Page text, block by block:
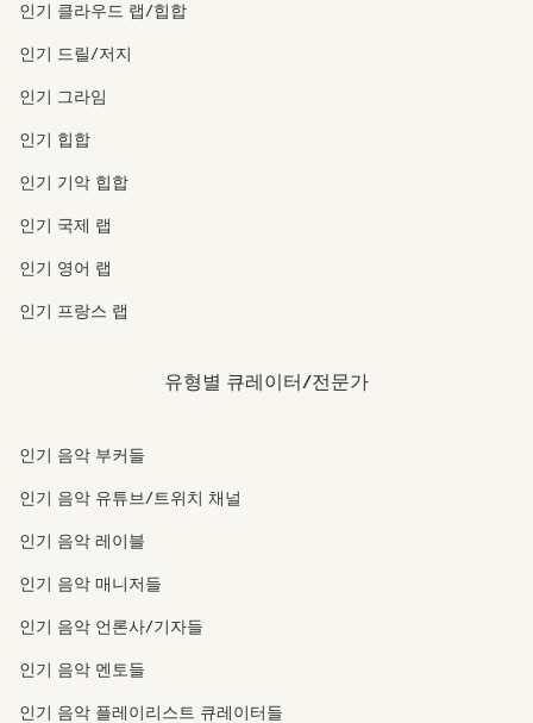
인기 클라우드 랩/힙합
인기 드릴/저지
인기 그라임
인기 힙합
인기 기악 힙합
인기 국제 랩
인기 영어 랩
인기 프랑스 랩
유형별 큐레이터/전문가
인기 음악 부커들
인기 음악 유튜브/트위치 채널
인기 음악 레이블
인기 음악 매니저들
인기 음악 언론사/기자들
인기 음악 멘토들
인기 음악 플레이리스트 큐레이터들